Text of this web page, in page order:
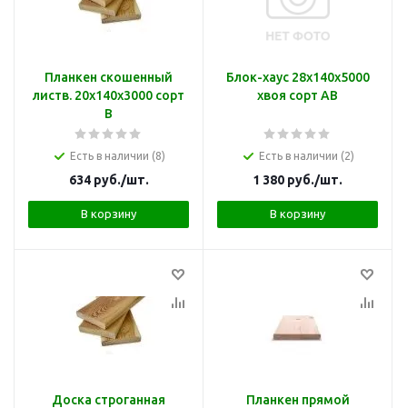
Планкен скошенный
листв. 20х140х3000 сорт
В
Есть в наличии (8)
634руб./шт.
В корзину
Блок-хаус 28х140х5000
хвоя сорт АВ
Есть в наличии (2)
1 380 руб./шт.
В корзину
Доска строганная
Планкен прямой